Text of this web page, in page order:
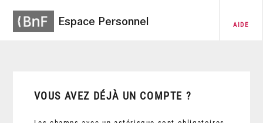
Espace Personnel AIDE
VOUS AVEZ DÉJÀ UN COMPTE ?